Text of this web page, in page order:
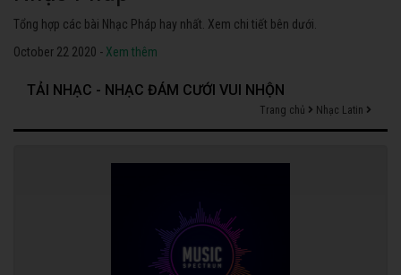
Tuyển tập các bài Nhạc Nhật Bản hay nhất. Không thể không nghe thử.
October 22 2020 - Xem thêm
TẢI NHẠC - NHẠC ĐÁM CƯỚI VUI NHỘN
Trang chủ Nhạc Latin